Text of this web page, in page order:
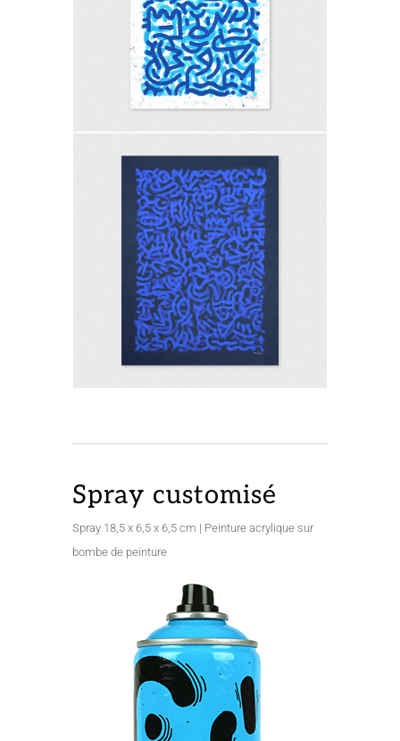
Spray customisé
Spray 18,5 x 6,5 x 6,5 cm | Peinture acrylique sur
bombe de peinture